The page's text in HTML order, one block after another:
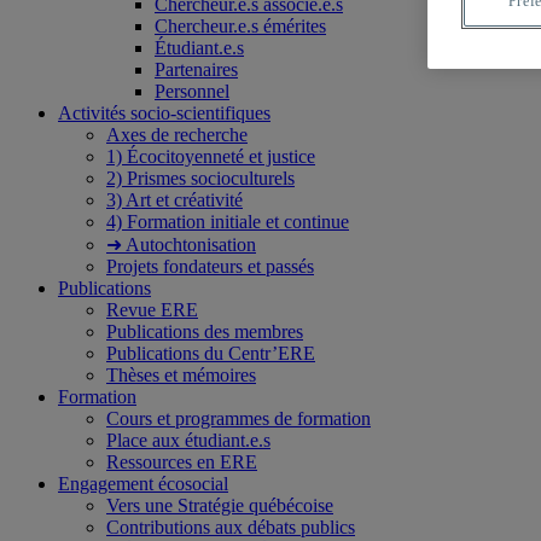
Chercheur.e.s associé.e.s
Chercheur.e.s émérites
Étudiant.e.s
Partenaires
Personnel
Activités socio-scientifiques
Axes de recherche
1) Écocitoyenneté et justice
2) Prismes socioculturels
3) Art et créativité
4) Formation initiale et continue
➜ Autochtonisation
Projets fondateurs et passés
Publications
Revue ERE
Publications des membres
Publications du Centr’ERE
Thèses et mémoires
Formation
Cours et programmes de formation
Place aux étudiant.e.s
Ressources en ERE
Engagement écosocial
Vers une Stratégie québécoise
Contributions aux débats publics